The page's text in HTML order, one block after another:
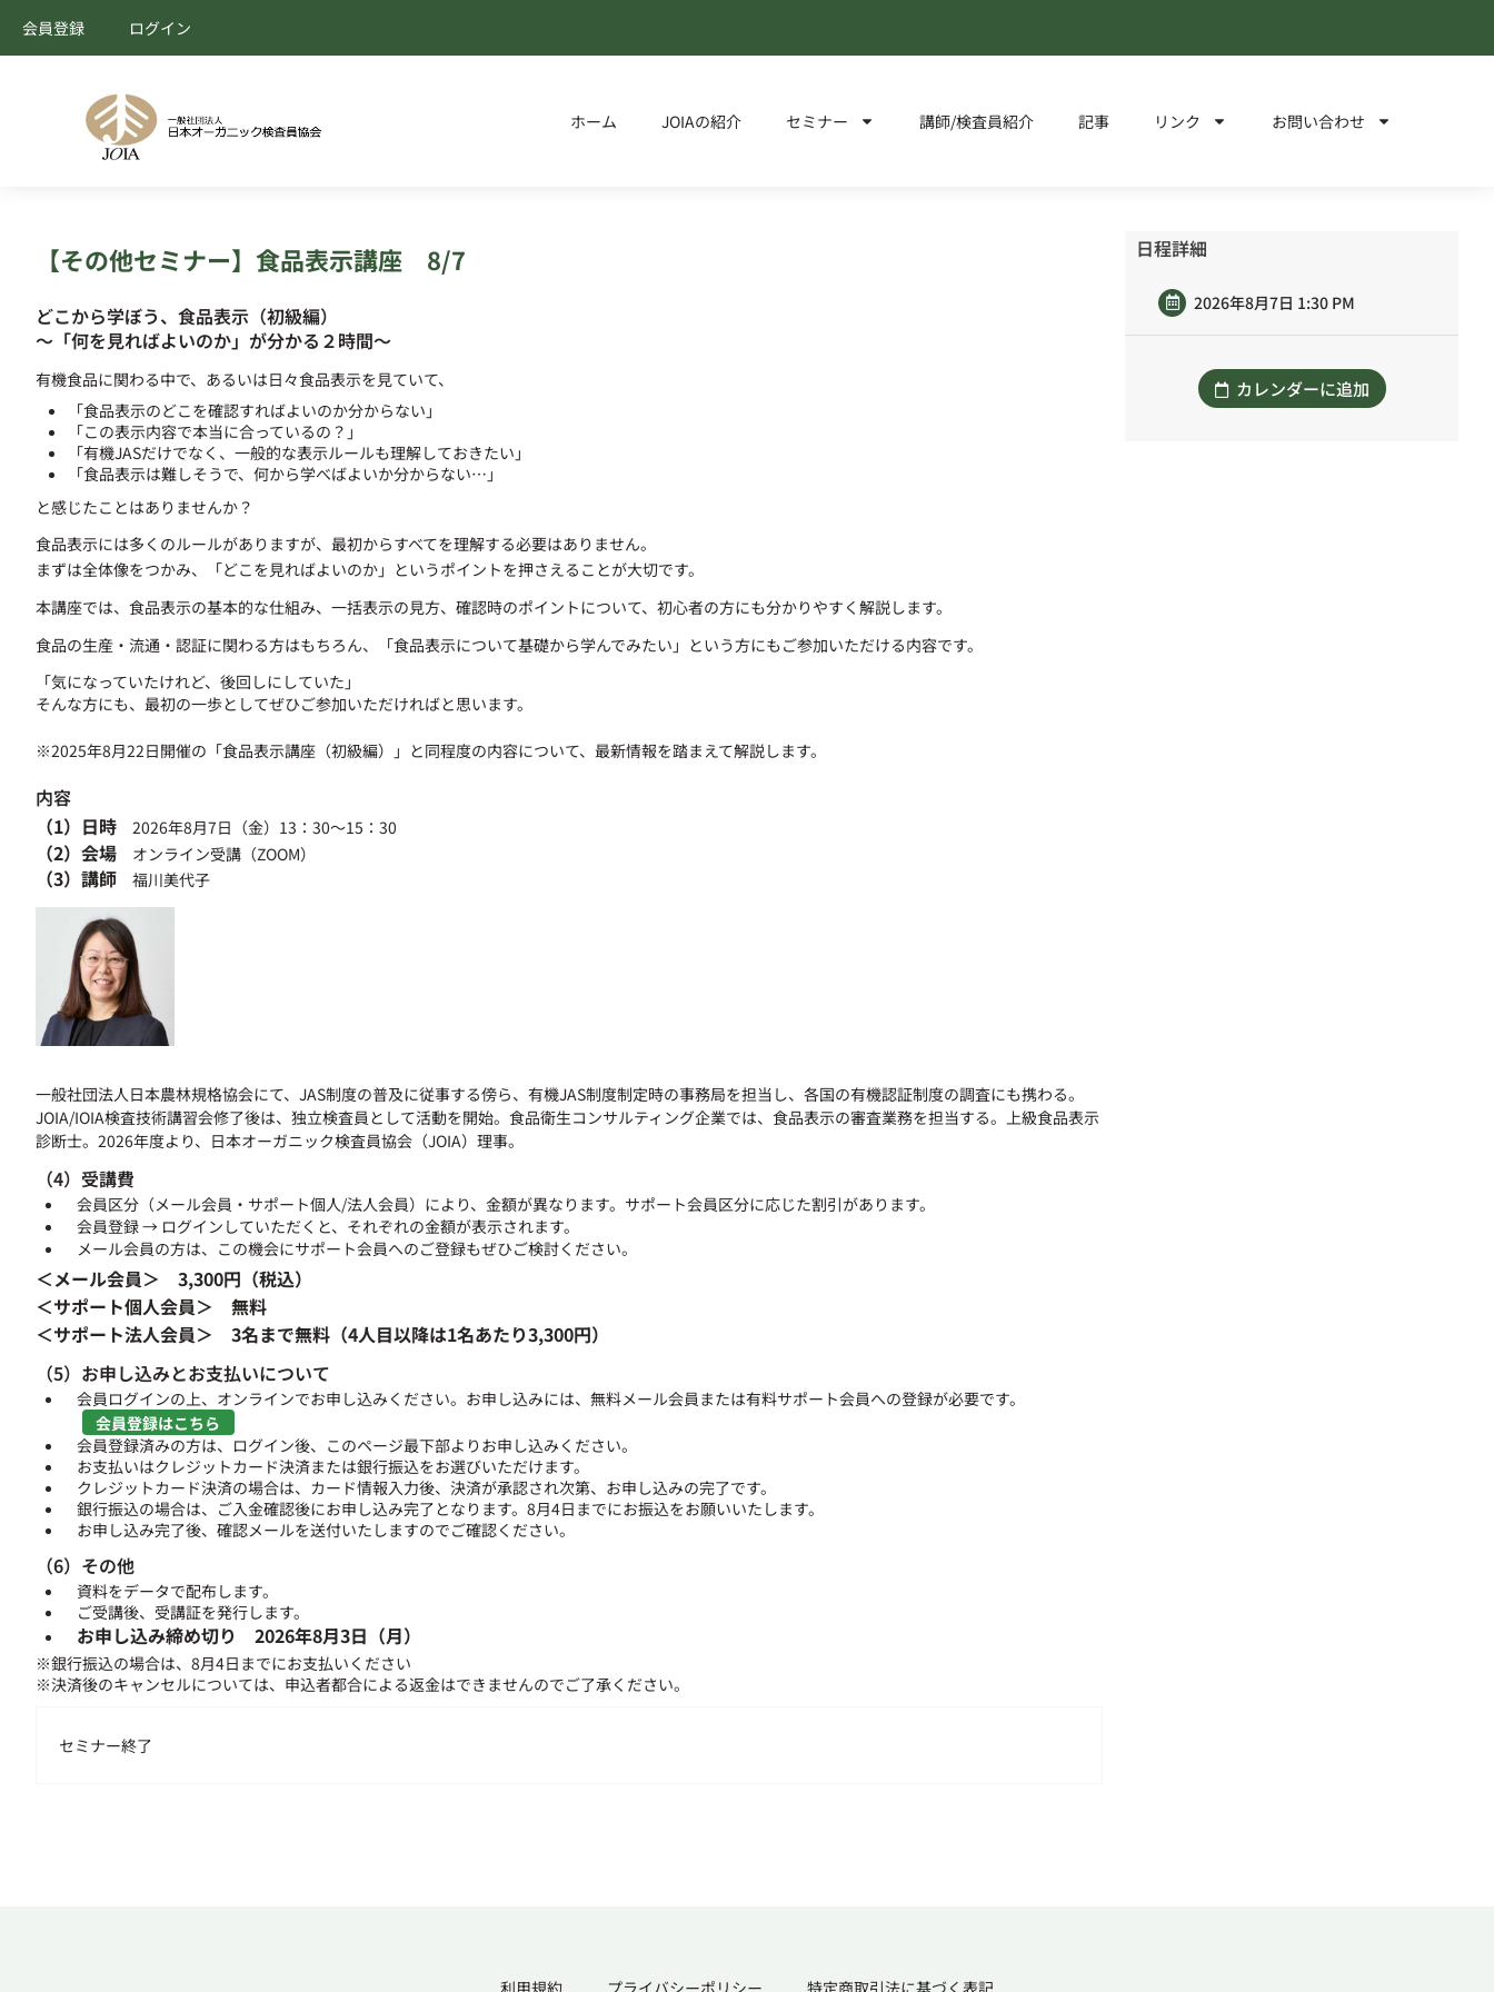
会員登録 ログイン
ホーム JOIAの紹介 セミナー 講師/検査員紹介 記事 リンク お問い合わせ
【その他セミナー】食品表示講座 8/7
どこから学ぼう、食品表示（初級編）
～「何を見ればよいのか」が分かる２時間～
有機食品に関わる中で、あるいは日々食品表示を見ていて、
「食品表示のどこを確認すればよいのか分からない」
「この表示内容で本当に合っているの？」
「有機JASだけでなく、一般的な表示ルールも理解しておきたい」
「食品表示は難しそうで、何から学べばよいか分からない…」
と感じたことはありませんか？
食品表示には多くのルールがありますが、最初からすべてを理解する必要はありません。
まずは全体像をつかみ、「どこを見ればよいのか」というポイントを押さえることが大切です。
本講座では、食品表示の基本的な仕組み、一括表示の見方、確認時のポイントについて、初心者の方にも分かりやすく解説します。
食品の生産・流通・認証に関わる方はもちろん、「食品表示について基礎から学んでみたい」という方にもご参加いただける内容です。
「気になっていたけれど、後回しにしていた」
そんな方にも、最初の一歩としてぜひご参加いただければと思います。
※2025年8月22日開催の「食品表示講座（初級編）」と同程度の内容について、最新情報を踏まえて解説します。
内容
（1）日時 2026年8月7日（金）13：30～15：30
（2）会場 オンライン受講（ZOOM）
（3）講師 福川美代子
一般社団法人日本農林規格協会にて、JAS制度の普及に従事する傍ら、有機JAS制度制定時の事務局を担当し、各国の有機認証制度の調査にも携わる。
JOIA/IOIA検査技術講習会修了後は、独立検査員として活動を開始。食品衛生コンサルティング企業では、食品表示の審査業務を担当する。上級食品表示
診断士。2026年度より、日本オーガニック検査員協会（JOIA）理事。
（4）受講費
会員区分（メール会員・サポート個人/法人会員）により、金額が異なります。サポート会員区分に応じた割引があります。
会員登録 → ログインしていただくと、それぞれの金額が表示されます。
メール会員の方は、この機会にサポート会員へのご登録もぜひご検討ください。
＜メール会員＞ 3,300円（税込）
＜サポート個人会員＞ 無料
＜サポート法人会員＞ 3名まで無料（4人目以降は1名あたり3,300円）
（5）お申し込みとお支払いについて
会員ログインの上、オンラインでお申し込みください。お申し込みには、無料メール会員または有料サポート会員への登録が必要です。
会員登録はこちら
会員登録済みの方は、ログイン後、このページ最下部よりお申し込みください。
お支払いはクレジットカード決済または銀行振込をお選びいただけます。
クレジットカード決済の場合は、カード情報入力後、決済が承認され次第、お申し込みの完了です。
銀行振込の場合は、ご入金確認後にお申し込み完了となります。8月4日までにお振込をお願いいたします。
お申し込み完了後、確認メールを送付いたしますのでご確認ください。
（6）その他
資料をデータで配布します。
ご受講後、受講証を発行します。
お申し込み締め切り 2026年8月3日（月）
※銀行振込の場合は、8月4日までにお支払いください
※決済後のキャンセルについては、申込者都合による返金はできませんのでご了承ください。
セミナー終了
日程詳細
2026年8月7日 1:30 PM
カレンダーに追加
利用規約 プライバシーポリシー 特定商取引法に基づく表記